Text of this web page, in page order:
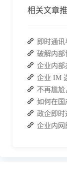
相关文章
如何在国